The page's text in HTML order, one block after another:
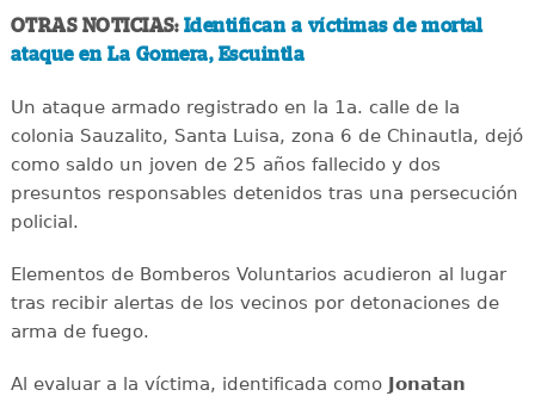
OTRAS NOTICIAS:Identifican a víctimas de mortal
ataque en La Gomera, Escuintla
Un ataque armado registrado en la 1a. calle de la
colonia Sauzalito, Santa Luisa, zona 6 de Chinautla, dejó
como saldo un joven de 25 años fallecido y dos
presuntos responsables detenidos tras una persecución
policial.
Elementos de Bomberos Voluntarios acudieron al lugar
tras recibir alertas de los vecinos por detonaciones de
arma de fuego.
Al evaluar a la víctima, identificada como Jonatan